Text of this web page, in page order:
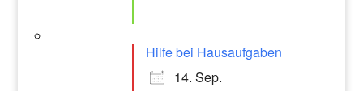
Hilfe bei Hausaufgaben
14. Sep.